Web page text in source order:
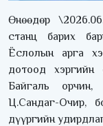
Өнөөдөр
станц барих
Ёслолын арга
дотоод хэргийн
Байгаль орчин,
Ц.Сандаг-Очир,
дүүргийн